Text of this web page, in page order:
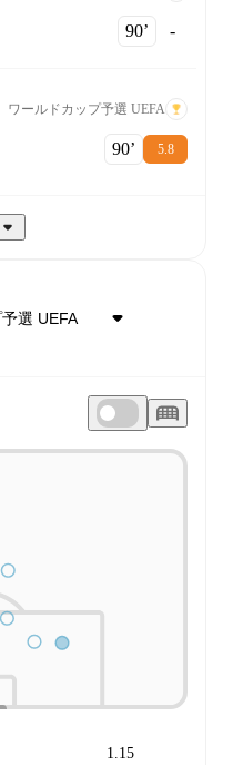
90‎’‎ -
ワールドカップ予選 UEFA
90‎’‎ 5.8
1.15